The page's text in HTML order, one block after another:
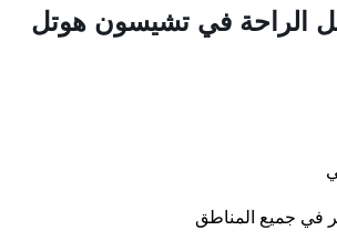
الراحة في تشيسون هوتل
في جميع المناطق